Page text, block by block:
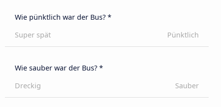
Wie pünktlich war der Bus? *
Super spät
Pünktlich
Wie sauber war der Bus? *
Dreckig
Sauber